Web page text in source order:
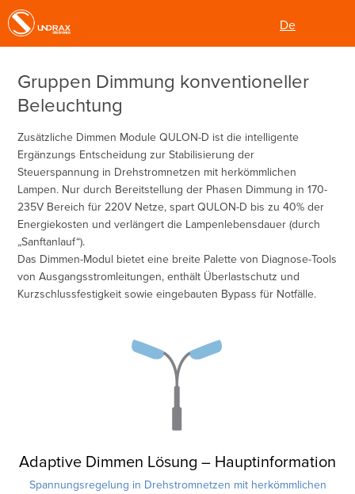
De
Produkte
Projekte
Nachrichten
Kontakt
Gruppen Dimmung konventioneller
Beleuchtung
Zusätzliche Dimmen Module QULON-D ist die intelligente
Ergänzungs Entscheidung zur Stabilisierung der
Steuerspannung in Drehstromnetzen mit herkömmlichen
Lampen. Nur durch Bereitstellung der Phasen Dimmung in 170-
235V Bereich für 220V Netze, spart QULON-D bis zu 40% der
Energiekosten und verlängert die Lampenlebensdauer (durch
„Sanftanlauf“).
Das Dimmen-Modul bietet eine breite Palette von Diagnose-Tools
von Ausgangsstromleitungen, enthält Überlastschutz und
Kurzschlussfestigkeit sowie eingebauten Bypass für Notfälle.
Adaptive Dimmen Lösung – Hauptinformation
Spannungsregelung in Drehstromnetzen mit herkömmlichen